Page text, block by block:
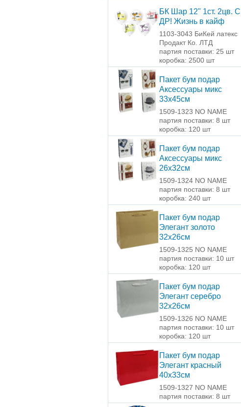
БК Шар 12" 1ст. 2цв. С
ДР! Жизнь в кайф
1103-3043 БиКей латекс
Продакт Ко. ЛТД
партия поставки: 25 шт
коробка: 2500 шт
Пакет бум подар
Аксессуары микс
33х45см
1509-1323 NO NAME
партия поставки: 8 шт
коробка: 120 шт
Пакет бум подар
Аксессуары микс
26х32см
1509-1324 NO NAME
партия поставки: 8 шт
коробка: 240 шт
Пакет бум подар
Элегант золото
32х26см
1509-1325 NO NAME
партия поставки: 10 шт
коробка: 120 шт
Пакет бум подар
Элегант серебро
32х26см
1509-1326 NO NAME
партия поставки: 10 шт
коробка: 120 шт
Пакет бум подар
Элегант красный
40х33см
1509-1327 NO NAME
партия поставки: 8 шт